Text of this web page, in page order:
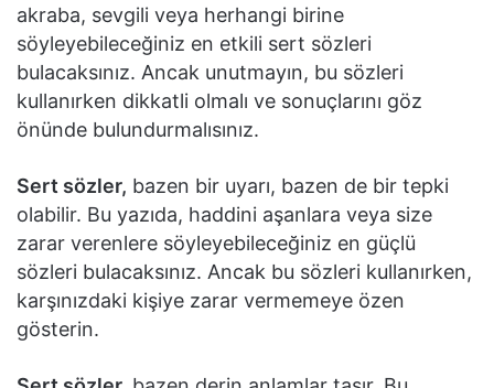
akraba, sevgili veya herhangi birine
söyleyebileceğiniz en etkili sert sözleri
bulacaksınız. Ancak unutmayın, bu sözleri
kullanırken dikkatli olmalı ve sonuçlarını göz
önünde bulundurmalısınız.
Sert sözler, bazen bir uyarı, bazen de bir tepki
olabilir. Bu yazıda, haddini aşanlara veya size
zarar verenlere söyleyebileceğiniz en güçlü
sözleri bulacaksınız. Ancak bu sözleri kullanırken,
karşınızdaki kişiye zarar vermemeye özen
gösterin.